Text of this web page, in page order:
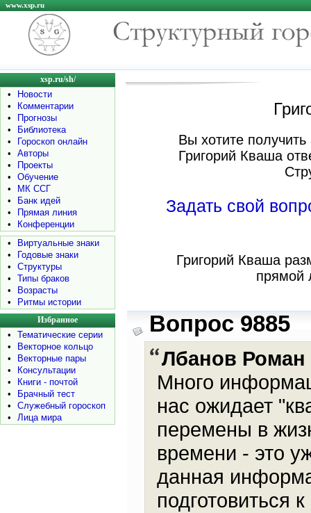
www.xsp.ru
xsp.ru/sh/
•
Новости
•
Комментарии
•
Прогнозы
•
Библиотека
•
Гороскоп онлайн
•
Авторы
•
Проекты
•
Обучение
•
МК ССГ
•
Банк идей
•
Прямая линия
•
Конференции
•
Виртуальные знаки
•
Годовые знаки
•
Структуры
•
Типы браков
•
Возрасты
•
Ритмы истории
Избранное
•
Тематические серии
•
Векторное кольцо
•
Векторные пары
•
Консультации
•
Книги - почтой
•
Брачный тест
•
Служебный гороскоп
•
Лица мира
Вы хотите
Григорий Кваша
Задать свой
Григорий Кваша
прямой
Вопрос 9885
Лбанов Роман
Много
нас ожидает
перемены в
времени - это
данная
подготовиться